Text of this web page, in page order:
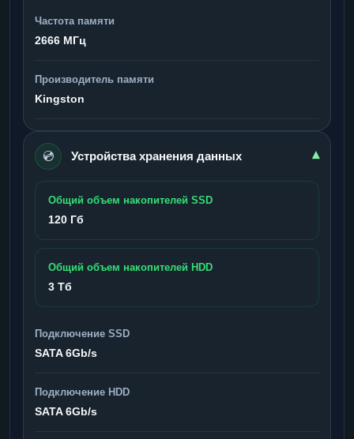
Частота памяти
2666 МГц
Производитель памяти
Kingston
💿 Устройства хранения данных ▾
Общий объем накопителей SSD
120 Гб
Общий объем накопителей HDD
3 Тб
Подключение SSD
SATA 6Gb/s
Подключение HDD
SATA 6Gb/s